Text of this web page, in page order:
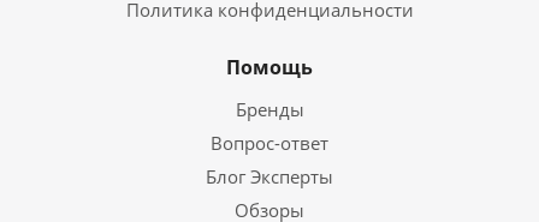
Политика конфиденциальности
Помощь
Бренды
Вопрос-ответ
Блог Эксперты
Обзоры